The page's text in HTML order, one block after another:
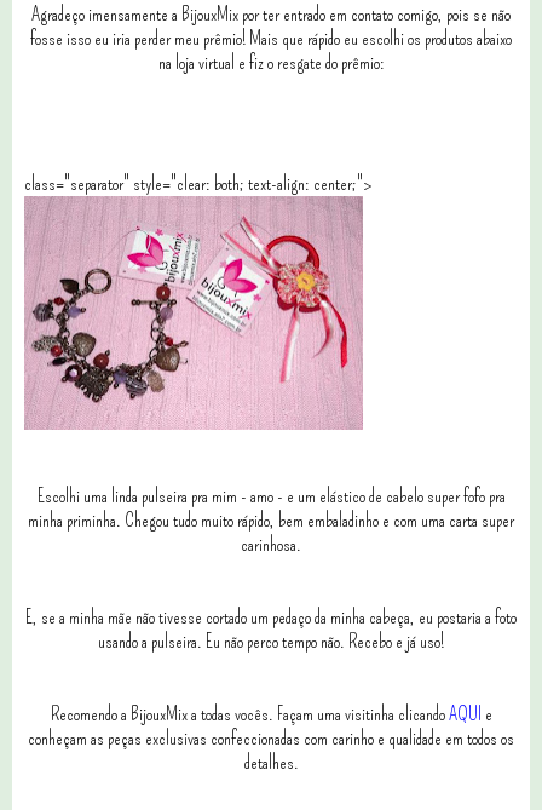
Agradeço imensamente a BijouxMix por ter entrado em contato comigo, pois se não
fosse isso eu iria perder meu prêmio! Mais que rápido eu escolhi os produtos abaixo
na loja virtual e fiz o resgate do prêmio:
class="separator" style="clear: both; text-align: center;">
Escolhi uma linda pulseira pra mim - amo - e um elástico de cabelo super fofo pra
minha priminha. Chegou tudo muito rápido, bem embaladinho e com uma carta super
carinhosa.
E, se a minha mãe não tivesse cortado um pedaço da minha cabeça, eu postaria a foto
usando a pulseira. Eu não perco tempo não. Recebo e já uso!
Recomendo a BijouxMix a todas vocês. Façam uma visitinha clicandoAQUI e
conheçam as peças exclusivas confeccionadas com carinho e qualidade em todos os
detalhes.